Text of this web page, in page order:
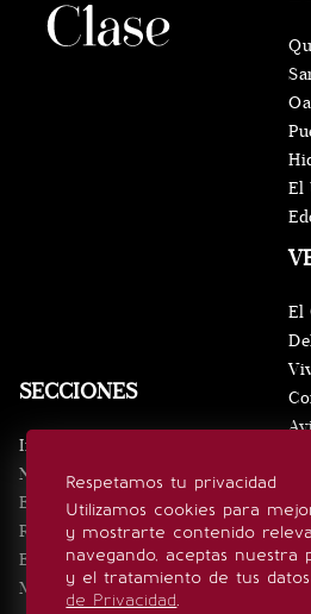
Respetamos tu privacidad
Utilizamos cookies para
y mostrarte contenido
navegando, aceptas nuestra
y el tratamiento de tus
de Privacidad.
SECCIONES
Inicio
Noticias
Eventos
Realeza
Estilo de vida
Minuto x Minuto
El
El